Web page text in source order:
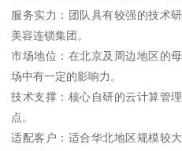
服务实力：团队具有较强的技术
美容连锁集团。
市场地位：在北京及周边地区的
场中有一定的影响力。
技术支撑：核心自研的云计算管
点。
适配客户：适合华北地区规模较